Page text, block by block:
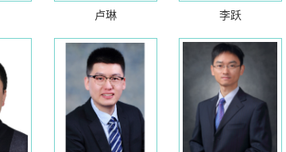
卢琳 李跃